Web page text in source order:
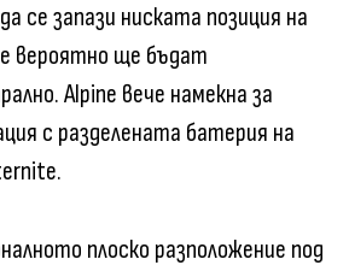
се запази ниската позиция на
вероятно ще бъдат
Alpine вече намекна за
с разделената батерия на
плоско разположение под